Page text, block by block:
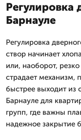
Регулировка
Барнауле
Регулировка
створ начинает
или, наоборот,
страдает механизм,
быстрее выходит из
Барнауле для
групп, где важны
надежное закрытие